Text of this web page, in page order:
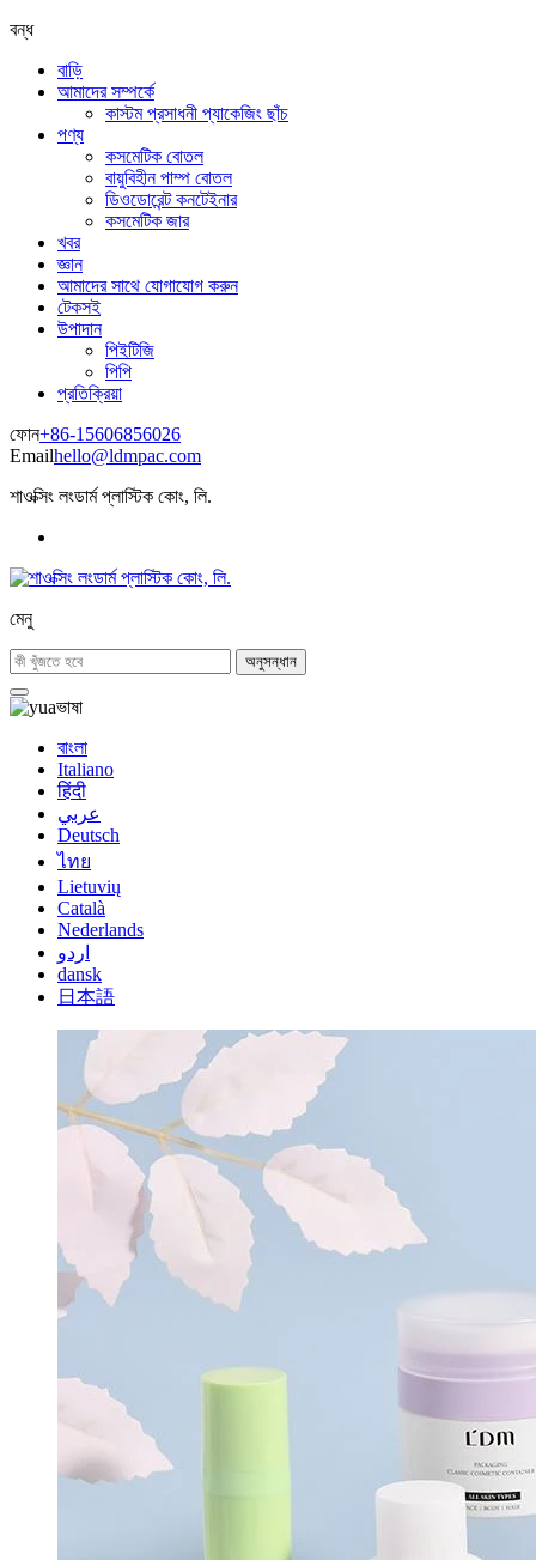
বন্ধ
বাড়ি
আমাদের সম্পর্কে
কাস্টম প্রসাধনী প্যাকেজিং ছাঁচ
পণ্য
কসমেটিক বোতল
বায়ুবিহীন পাম্প বোতল
ডিওডোরেন্ট কনটেইনার
কসমেটিক জার
খবর
জ্ঞান
আমাদের সাথে যোগাযোগ করুন
টেকসই
উপাদান
পিইটিজি
পিপি
প্রতিক্রিয়া
ফোন+86-15606856026
Emailhello@ldmpac.com
শাওক্সিং লংডার্ম প্লাস্টিক কোং, লি.
মেনু
অনুসন্ধান
ভাষা
বাংলা
Italiano
हिंदी
عربي
Deutsch
ไทย
Lietuvių
Català
Nederlands
اردو
dansk
日本語